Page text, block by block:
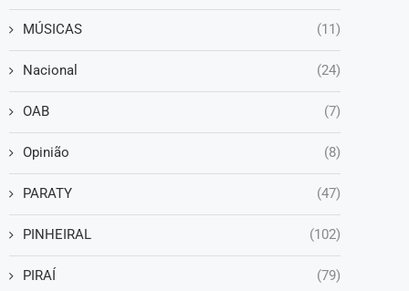
MÚSICAS (11)
Nacional (24)
OAB (7)
Opinião (8)
PARATY (47)
PINHEIRAL (102)
PIRAÍ (79)